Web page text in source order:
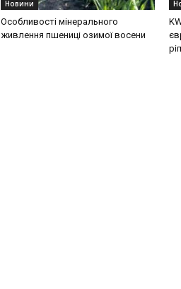
Новини
Особливості мінерального
живлення пшениці озимої восени